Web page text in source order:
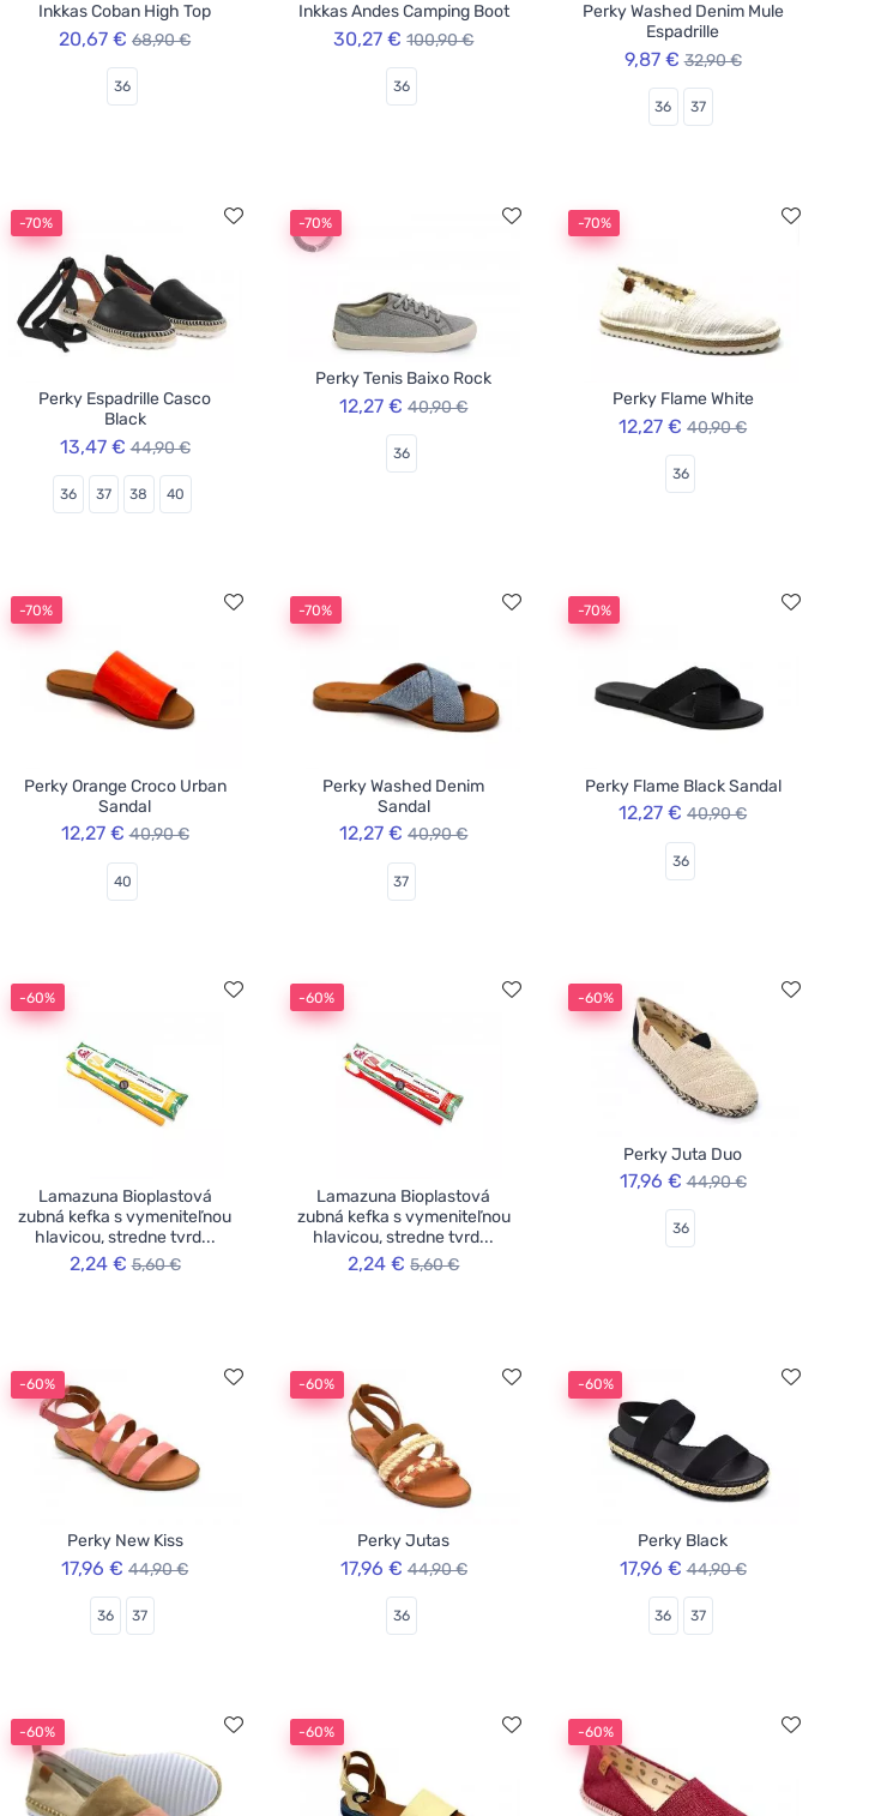
Inkkas Coban High Top
20,67 € 68,90 €
36
Inkkas Andes Camping Boot
30,27 € 100,90 €
36
Perky Washed Denim Mule
Espadrille
9,87 € 32,90 €
36 37
-70%
Perky Espadrille Casco
Black
13,47 € 44,90 €
36 37 38 40
-70%
Perky Tenis Baixo Rock
12,27 € 40,90 €
36
-70%
Perky Flame White
12,27 € 40,90 €
36
-70%
Perky Orange Croco Urban
Sandal
12,27 € 40,90 €
40
-70%
Perky Washed Denim
Sandal
12,27 € 40,90 €
37
-70%
Perky Flame Black Sandal
12,27 € 40,90 €
36
-60%
Lamazuna Bioplastová
zubná kefka s vymeniteľnou
hlavicou, stredne tvrd...
2,24 € 5,60 €
-60%
Lamazuna Bioplastová
zubná kefka s vymeniteľnou
hlavicou, stredne tvrd...
2,24 € 5,60 €
-60%
Perky Juta Duo
17,96 € 44,90 €
36
-60%
Perky New Kiss
17,96 € 44,90 €
36 37
-60%
Perky Jutas
17,96 € 44,90 €
36
-60%
Perky Black
17,96 € 44,90 €
36 37
-60% -60% -60%